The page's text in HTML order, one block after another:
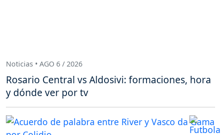
Noticias • AGO 6 / 2026
Rosario Central vs Aldosivi: formaciones, hora
y dónde ver por tv